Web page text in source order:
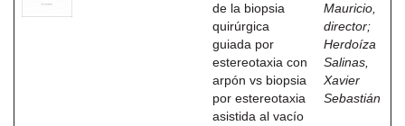
de la biopsia
quirúrgica
guiada por
estereotaxia con
arpón vs biopsia
por estereotaxia
asistida al vacío
Mauricio,
director;
Herdoíza
Salinas,
Xavier
Sebastián